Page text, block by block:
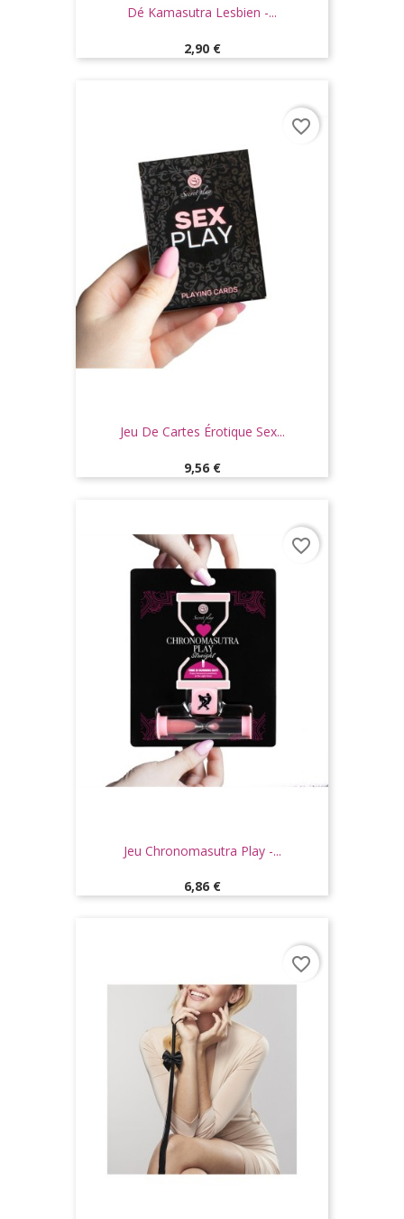
Dé Kamasutra Lesbien -...
Prix
2,90 €
Jeu De Cartes Érotique Sex...
Prix
9,56 €
favorite_border
Jeu Chronomasutra Play -...
Prix
6,86 €
favorite_border
favorite_border